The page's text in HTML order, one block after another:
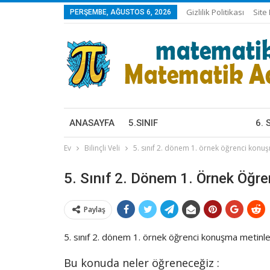
PERŞEMBE, AĞUSTOS 6, 2026 Gizlilik Politikası Site
ANASAYFA
5.SINIF
KONU ANLATIMLARI
BECERI TEMELLI SORULAR
ONLINE TEST VE ETKINLIKLER
OYUNLAR
HEPSI
6.
Ev Bilinçli Veli 5. sınıf 2. dönem 1. örnek öğrenci
5. Sınıf 2. Dönem 1. Örnek
Paylaş
5. sınıf 2. dönem 1. örnek öğrenci konuşma
Bu konuda neler öğreneceğiz :